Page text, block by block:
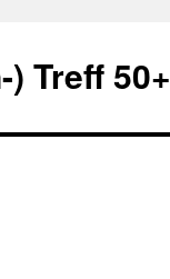
Treff 50+